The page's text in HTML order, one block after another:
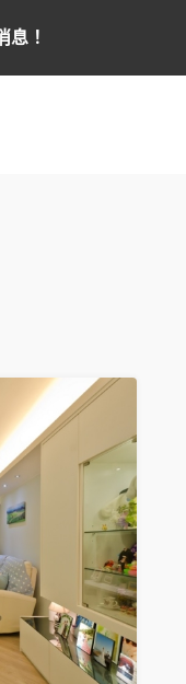
息！